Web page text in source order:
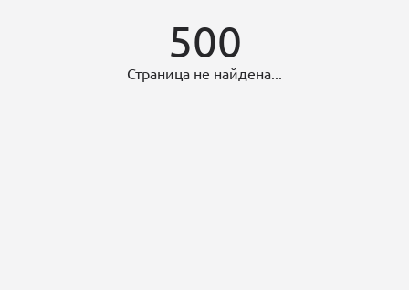
500
Страница не найдена...